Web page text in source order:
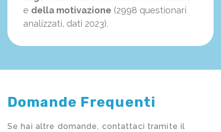
e della motivazione (2998 questionari
analizzati, dati 2023).
Domande Frequenti
Se hai altre domande, contattaci tramite il